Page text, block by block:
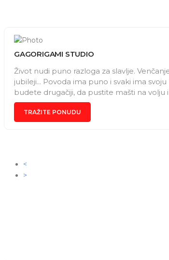
GAGORIGAMI STUDIO
Život nudi puno razloga za slavlje.
jubileji... Povoda ima puno i svaki ima
budete drugačiji, da pustite mašti na volju
jedinstvenu dekoraciju za Vašu proslavu,
momačko, devojačko ili proslava firme,
TRAŽITE PONUDU
<
>